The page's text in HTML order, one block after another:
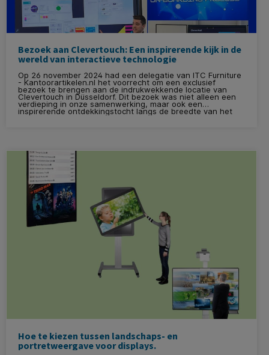
Bezoek aan Clevertouch: Een inspirerende kijk in de
wereld van interactieve technologie
Op 26 november 2024 had een delegatie van ITC Furniture
- Kantoorartikelen.nl het voorrecht om een exclusief
bezoek te brengen aan de indrukwekkende locatie van
Clevertouch in Düsseldorf. Dit bezoek was niet alleen een
verdieping in onze samenwerking, maar ook een
inspirerende ontdekkingstocht langs de breedte van het
Clevertouch-assortiment. De ontvangst was warm en
Hoe te kiezen tussen landschaps- en
portretweergave voor displays.